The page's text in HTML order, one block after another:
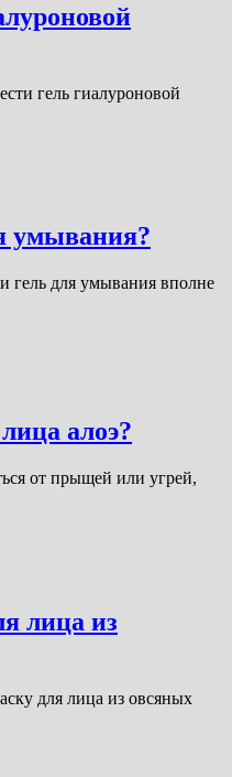
гель гиалуроновой
умывания?
гель для умывания вполне
алоэ?
от прыщей или угрей,
лица из
для лица из овсяных